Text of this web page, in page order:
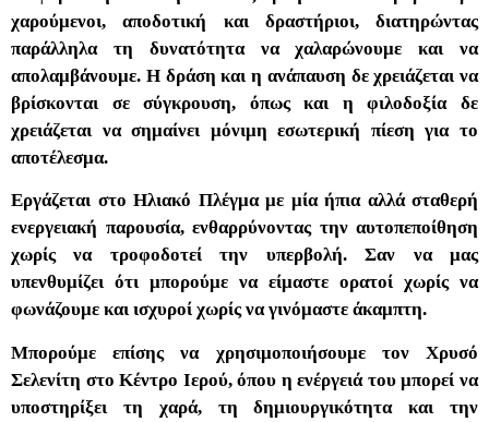
χαρούμενοι, αποδοτική και δραστήριοι, διατηρώντας
παράλληλα τη δυνατότητα να χαλαρώνουμε και να
απολαμβάνουμε. Η δράση και η ανάπαυση δε χρειάζεται να
βρίσκονται σε σύγκρουση, όπως και η φιλοδοξία δε
χρειάζεται να σημαίνει μόνιμη εσωτερική πίεση για το
αποτέλεσμα.
Εργάζεται στο Ηλιακό Πλέγμα με μία ήπια αλλά σταθερή
ενεργειακή παρουσία, ενθαρρύνοντας την αυτοπεποίθηση
χωρίς να τροφοδοτεί την υπερβολή. Σαν να μας
υπενθυμίζει ότι μπορούμε να είμαστε ορατοί χωρίς να
φωνάζουμε και ισχυροί χωρίς να γινόμαστε άκαμπτη.
Μπορούμε επίσης να χρησιμοποιήσουμε τον Χρυσό
Σελενίτη στο Κέντρο Ιερού, όπου η ενέργειά του μπορεί να
υποστηρίξει τη χαρά, τη δημιουργικότητα και την